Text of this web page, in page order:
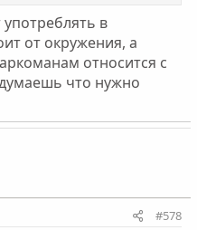
в
от окружения, а
относится с
что нужно
#578